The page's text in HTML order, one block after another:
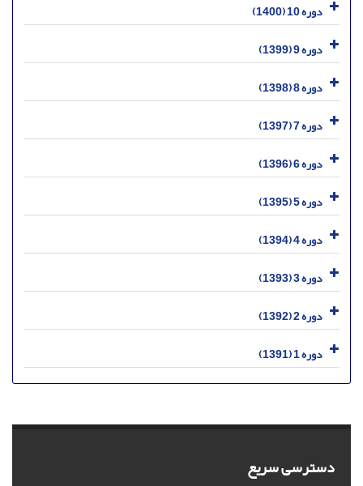
دوره 10 (1400)
دوره 9 (1399)
دوره 8 (1398)
دوره 7 (1397)
دوره 6 (1396)
دوره 5 (1395)
دوره 4 (1394)
دوره 3 (1393)
دوره 2 (1392)
دوره 1 (1391)
دسترسی سریع